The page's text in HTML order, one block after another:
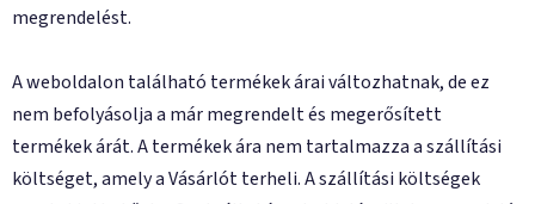
megrendelést.
A weboldalon található termékek árai változhatnak, de ez
nem befolyásolja a már megrendelt és megerősített
termékek árát. A termékek ára nem tartalmazza a szállítási
költséget, amely a Vásárlót terheli. A szállítási költségek